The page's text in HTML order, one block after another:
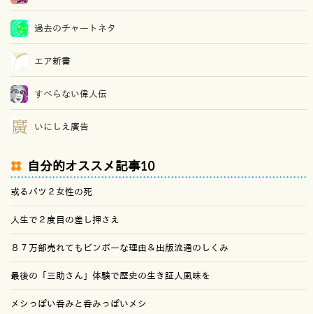
過去のチャートネタ
エア新書
すべらない偉人伝
いにしえ廣告
自分的オススメ記事10
或るバツ２女性の死
人生で２度目の差し押さえ
８７万部売れてもビンボーな理由＆出版流通のしくみ
最後の「三助さん」体験で歴史の生き証人風味を
メシっぽい呑みと呑みっぽいメシ